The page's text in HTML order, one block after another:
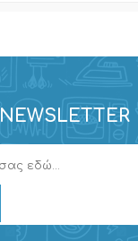
NEWSLETTER